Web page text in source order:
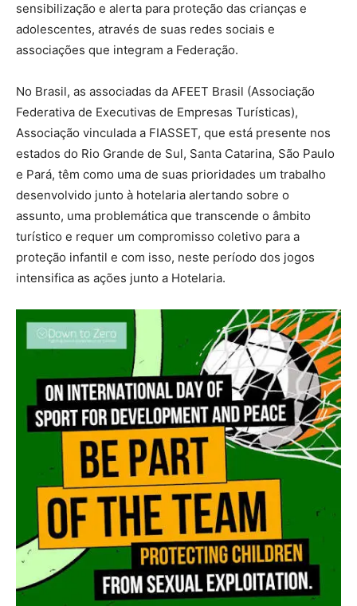
sensibilização e alerta para proteção das crianças e
adolescentes, através de suas redes sociais e
associações que integram a Federação.
No Brasil, as associadas da AFEET Brasil (Associação
Federativa de Executivas de Empresas Turísticas),
Associação vinculada a FIASSET, que está presente nos
estados do Rio Grande de Sul, Santa Catarina, São Paulo
e Pará, têm como uma de suas prioridades um trabalho
desenvolvido junto à hotelaria alertando sobre o
assunto, uma problemática que transcende o âmbito
turístico e requer um compromisso coletivo para a
proteção infantil e com isso, neste período dos jogos
intensifica as ações junto a Hotelaria.